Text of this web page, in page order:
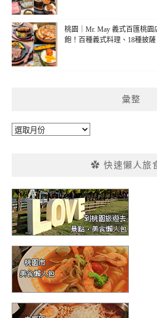
桃園｜Mr. May 義式百匯桃園
飽！百種義式料理、18種披薩
彙整
彙
✿ 快速懶人旅